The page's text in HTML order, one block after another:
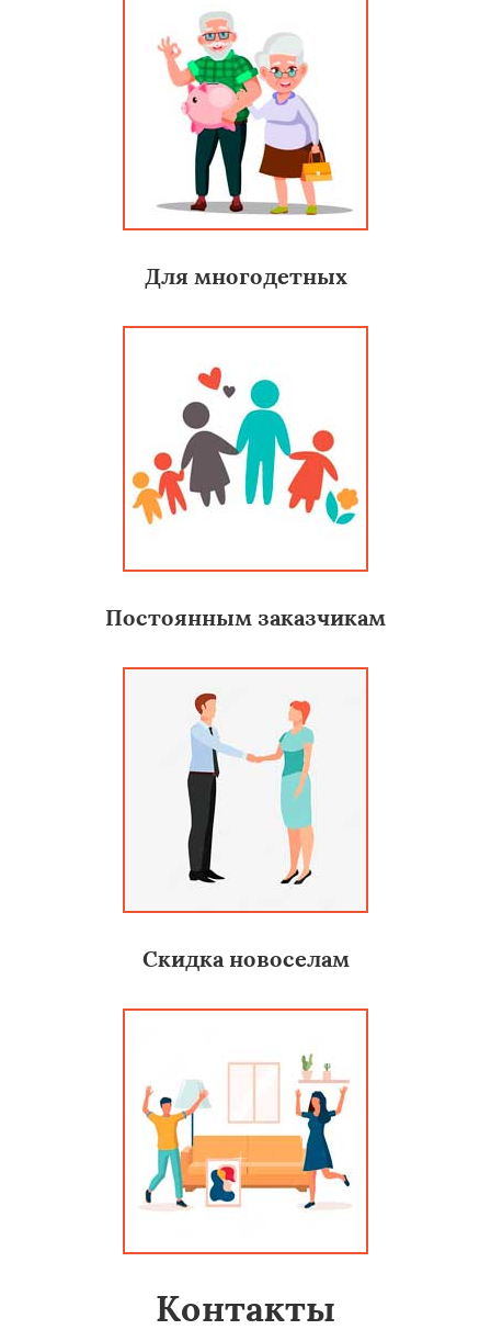
Для многодетных
Постоянным заказчикам
Скидка новоселам
Контакты